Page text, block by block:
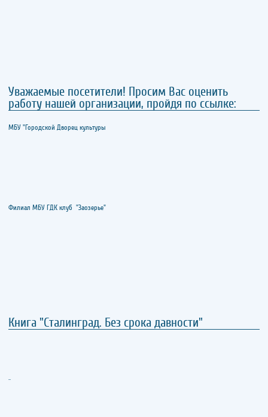
Уважаемые посетители! Просим Вас оценить
работу нашей организации, пройдя по ссылке:
МБУ "Городской Дворец культуры
Филиал МБУ ГДК клуб "Заозерье"
Книга "Сталинград. Без срока давности"
..